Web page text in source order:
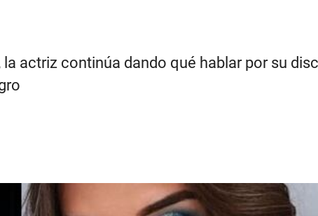
actriz continúa dando qué hablar por su